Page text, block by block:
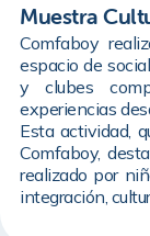
Muestra
Comfaboy
espacio de
y clubes
experiencias
Esta actividad,
Comfaboy,
realizado por
integración,